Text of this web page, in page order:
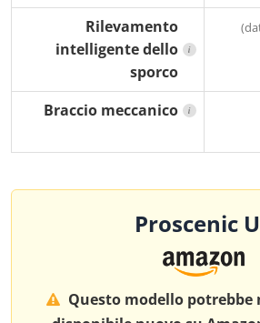
Rilevamento
intelligente dello
sporco
i
Braccio meccanico i
Proscenic
Questo modello potrebbe